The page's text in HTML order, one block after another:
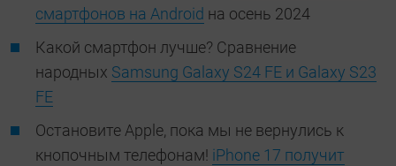
смартфонов на Android на осень 2024
Какой смартфон лучше? Сравнение
народных Samsung Galaxy S24 FE и Galaxy S23
FE
Остановите Apple, пока мы не вернулись к
кнопочным телефонам! iPhone 17 получит